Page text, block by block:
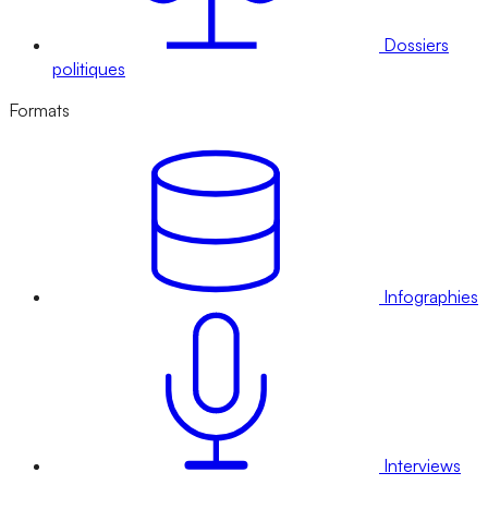
Dossiers
politiques
Formats
Infographies
Interviews